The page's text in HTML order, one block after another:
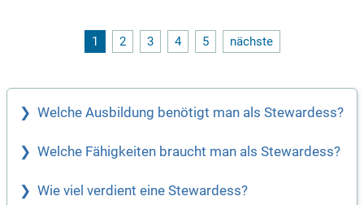
ion der Arbeitsabläufe, das Erstellen der Dienstpläne und di
e Beschaffung von Geschirr und Gläsern. Sie übernehmen di
1 2 3 4 5 nächste
Welche Ausbildung benötigt man als Stewardess?
Welche Fähigkeiten braucht man als Stewardess?
Wie viel verdient eine Stewardess?